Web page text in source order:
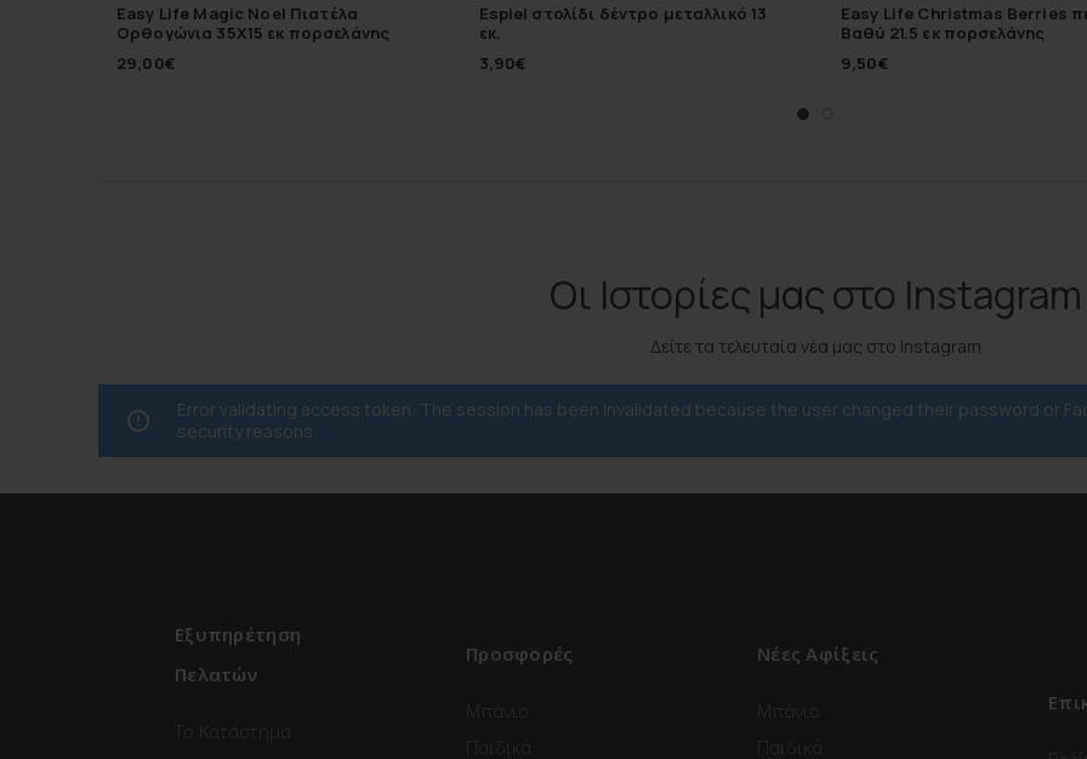
Easy Life Magic Noel Πιατέλα
Ορθογώνια 35Χ15 εκ πορσελάνης
29,00€
Espiel στολίδι δέντρο μεταλλικό 13
εκ.
3,90€
Easy Life Christmas Berries
Βαθύ 21.5 εκ πορσελάνης
9,50€
Οι Ιστορίες μας στο Instagram
Δείτε τα τελευταία νέα μας στο Instagram
Error validating access token: The session has been invalidated because the user changed their password or
security reasons.
Εξυπηρέτηση
Πελατών
Το Κατάστημα
Προσφορές
Μπάνιο
Παιδικά
Νέες Αφίξεις
Μπάνιο
Παιδικά